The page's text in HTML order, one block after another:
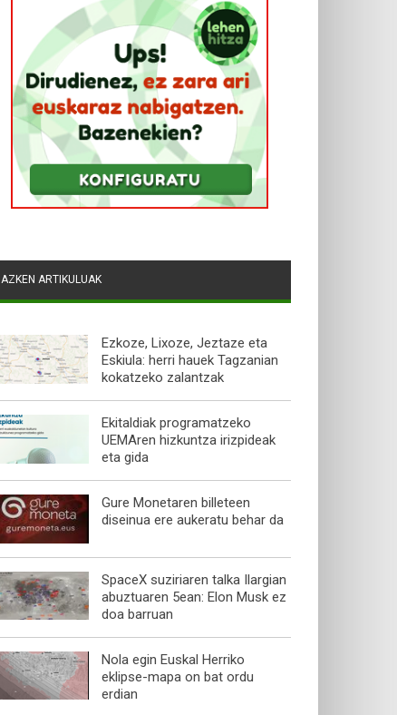
AZKEN ARTIKULUAK
Ezkoze, Lixoze, Jeztaze eta
Eskiula: herri hauek Tagzanian
kokatzeko zalantzak
Ekitaldiak programatzeko
UEMAren hizkuntza irizpideak
eta gida
Gure Monetaren billeteen
diseinua ere aukeratu behar da
SpaceX suziriaren talka Ilargian
abuztuaren 5ean: Elon Musk ez
doa barruan
Nola egin Euskal Herriko
eklipse-mapa on bat ordu
erdian